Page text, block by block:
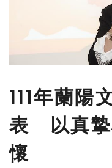
111年蘭陽
表 以真摯
懷